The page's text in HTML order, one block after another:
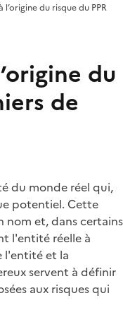
l’origine du risque du PPR
du
de
du monde réel qui,
potentiel. Cette
nom et, dans certains
l'entité réelle à
l'entité et la
servent à définir
aux risques qui